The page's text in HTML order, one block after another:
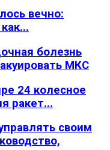
вечно:
болезнь
МКС
24 колесное
ракет...
своим